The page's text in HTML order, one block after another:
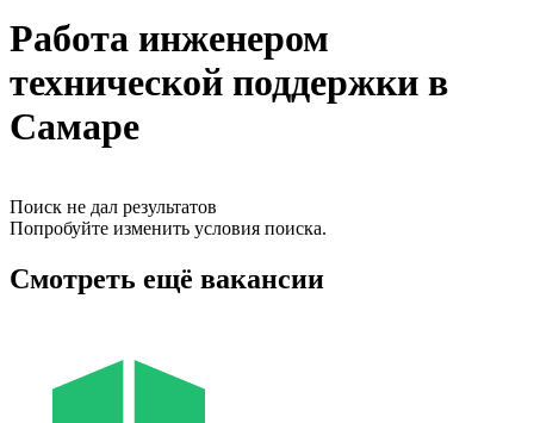
Работа инженером
технической поддержки в
Самаре
Поиск не дал результатов
Попробуйте изменить условия поиска.
Смотреть ещё вакансии